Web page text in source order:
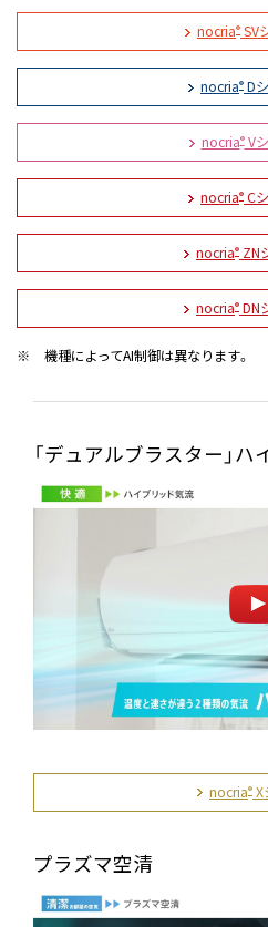
nocria® SV
nocria® D
nocria®V
nocria® C
nocria® ZN
nocria® DN
※ 機種によってAI制御は異なります。
「デュアルブラスター」
nocria® X
プラズマ空清